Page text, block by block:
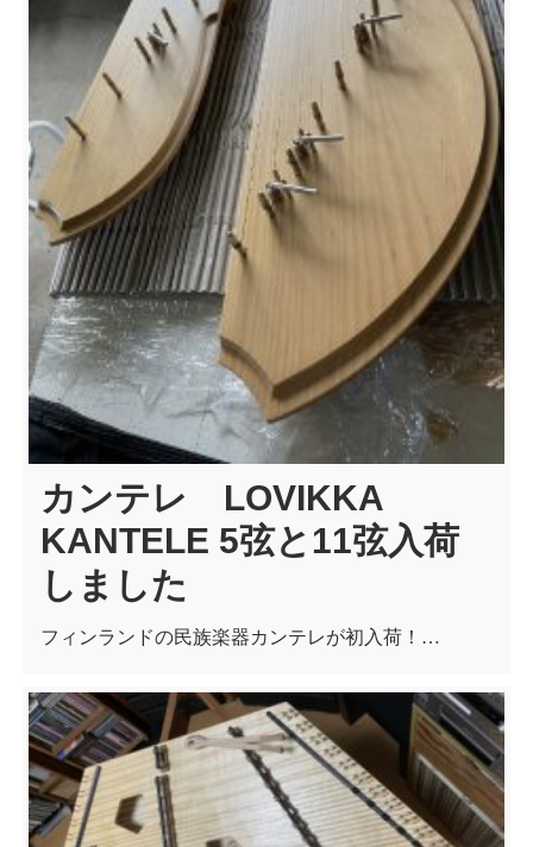
カンテレ LOVIKKA
KANTELE 5弦と11弦入荷
しました
フィンランドの民族楽器カンテレが初入荷！…